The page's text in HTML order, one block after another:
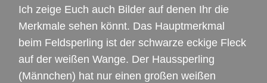
Ich zeige Euch auch Bilder auf denen Ihr die
Merkmale sehen könnt. Das Hauptmerkmal
beim Feldsperling ist der schwarze eckige Fleck
auf der weißen Wange. Der Haussperling
(Männchen) hat nur einen großen weißen